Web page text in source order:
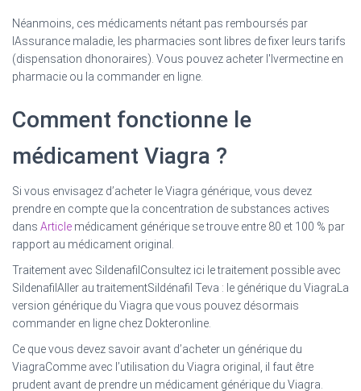
Néanmoins, ces médicaments nétant pas remboursés par
lAssurance maladie, les pharmacies sont libres de fixer leurs tarifs
(dispensation dhonoraires). Vous pouvez acheter l'Ivermectine en
pharmacie ou la commander en ligne.
Comment fonctionne le
médicament Viagra ?
Si vous envisagez d’acheter le Viagra générique, vous devez
prendre en compte que la concentration de substances actives
dans Article médicament générique se trouve entre 80 et 100 % par
rapport au médicament original.
Traitement avec SildenafilConsultez ici le traitement possible avec
SildenafilAller au traitementSildénafil Teva : le générique du ViagraLa
version générique du Viagra que vous pouvez désormais
commander en ligne chez Dokteronline.
Ce que vous devez savoir avant d’acheter un générique du
ViagraComme avec l’utilisation du Viagra original, il faut être
prudent avant de prendre un médicament générique du Viagra.